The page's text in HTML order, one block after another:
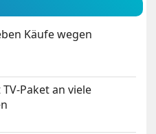
Käufe wegen
Paket an viele